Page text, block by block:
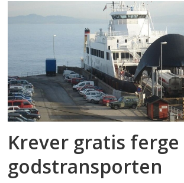
Krever gratis
godstransporten